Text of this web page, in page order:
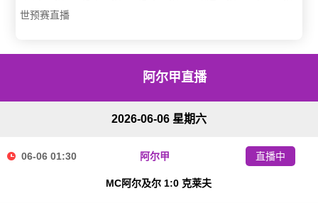
世预赛直播
阿尔甲直播
2026-06-06 星期六
06-06 01:30 阿尔甲
MC阿尔及尔 1:0 克莱夫
直播中